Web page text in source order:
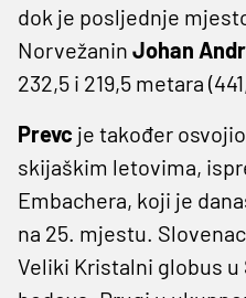
dok je posljednje
Norvežanin Johan
232,5 i 219,5 metara
Prevc je također osvojio
skijaškim letovima,
Embachera, koji je
na 25. mjestu.
Veliki Kristalni globus u